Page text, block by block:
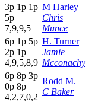
3p 1p 1p
5p
7,9,9,5
M Harley
Chris
Munce
6p 1p 5p
2p 1p
4,9,5,8,9
H. Turner
Jamie
Mcconachy
6p 8p 3p
0p 8p
4,2,7,0,2
Rodd M.
C Baker